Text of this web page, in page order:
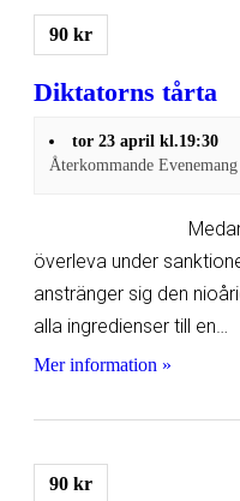
90 kr
Diktatorns tårta
tor 23 april kl.19:30
Återkommande Evenemang
överleva under
anstränger sig den
alla ingredienser till en…
Mer information »
90 kr